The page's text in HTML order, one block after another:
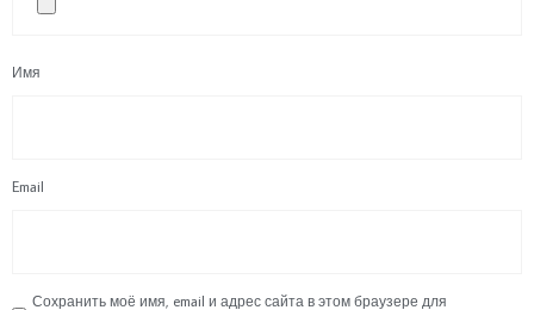
Имя
Email
Сохранить моё имя, email и адрес сайта в этом браузере для